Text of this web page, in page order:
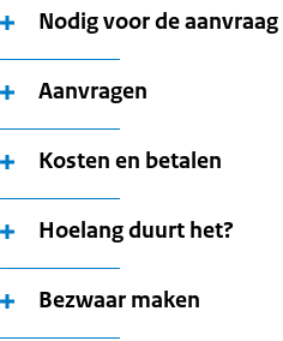
Nodig voor de aanvraag
Aanvragen
Kosten en betalen
Hoelang duurt het?
Bezwaar maken